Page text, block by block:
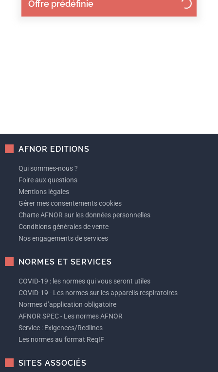
Offre prédéfinie
AFNOR EDITIONS
Qui sommes-nous ?
Foire aux questions
Mentions légales
Gérer mes consentements cookies
Charte AFNOR sur les données personnelles
Conditions générales de vente
Nos engagements de services
NORMES ET SERVICES
COVID-19 : les normes qui vous seront utiles
COVID-19 - Les normes sur les appareils respiratoires
Normes d’application obligatoire
AFNOR SPEC - Les normes AFNOR
Service : Exigences/Redlines
Les normes au format ReqIF
SITES ASSOCIÉS